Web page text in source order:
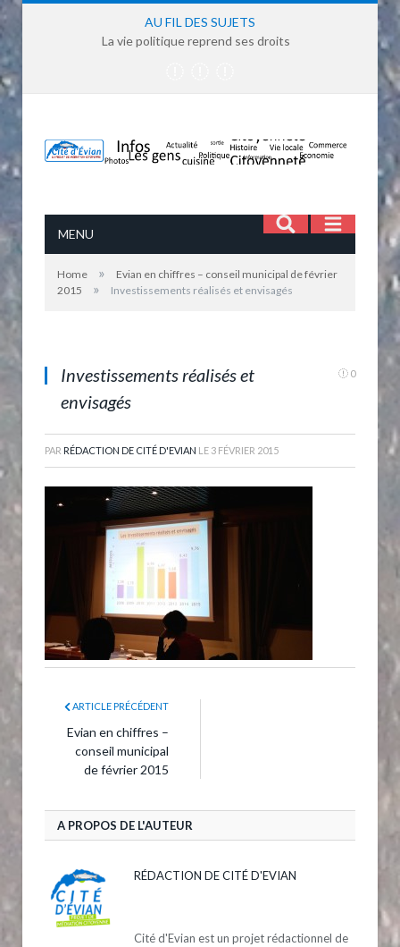
AU FIL DES SUJETS
La vie politique reprend ses droits
MENU
Home »
Evian en chiffres – conseil municipal de février
2015
» Investissements réalisés et envisagés
Investissements réalisés et
envisagés
0
PAR RÉDACTION DE CITÉ D'EVIAN LE 3 FÉVRIER 2015
ARTICLE PRÉCÉDENT
Evian en chiffres –
conseil municipal
de février 2015
A PROPOS DE L'AUTEUR
RÉDACTION DE CITÉ D'EVIAN
Cité d'Evian est un projet rédactionnel de